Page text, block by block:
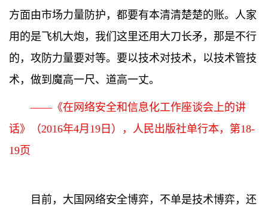
方面由市场力量防护，都要有本清清楚楚的账。人家
用的是飞机大炮，我们这里还用大刀长矛，那是不行
的，攻防力量要对等。要以技术对技术，以技术管技
术，做到魔高一尺、道高一丈。
——《在网络安全和信息化工作座谈会上的讲
话》（2016年4月19日），人民出版社单行本，第18-
19页
目前，大国网络安全博弈，不单是技术博弈，还